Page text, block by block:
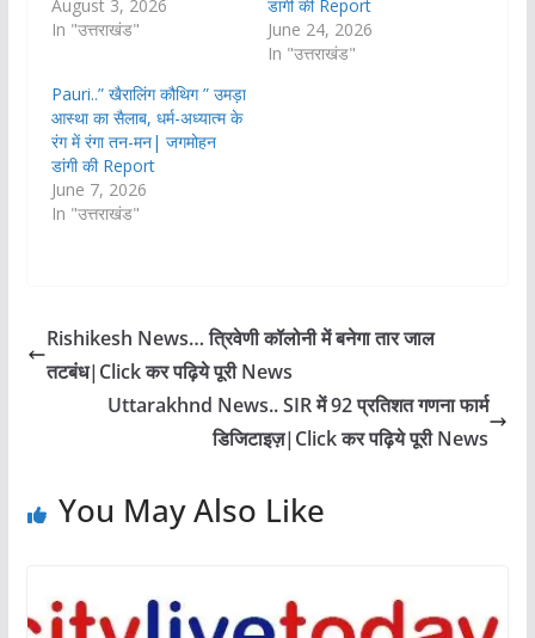
August 3, 2026
In "उत्तराखंड"
डांगी की Report
June 24, 2026
In "उत्तराखंड"
Pauri..” खैरालिंग कौथिग ” उमड़ा
आस्था का सैलाब, धर्म-अध्यात्म के
रंग में रंगा तन-मन| जगमोहन
डांगी की Report
June 7, 2026
In "उत्तराखंड"
Rishikesh News… त्रिवेणी कॉलोनी में बनेगा तार जाल
तटबंध|Click कर पढ़िये पूरी News
Uttarakhnd News.. SIR में 92 प्रतिशत गणना फार्म
डिजिटाइज़|Click कर पढ़िये पूरी News
You May Also Like